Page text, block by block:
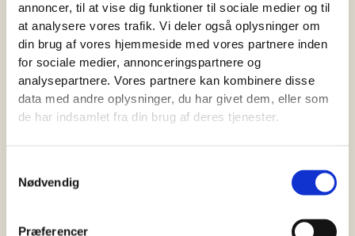
annoncer, til at vise dig funktioner til sociale medier og til
at analysere vores trafik. Vi deler også oplysninger om
din brug af vores hjemmeside med vores partnere inden
for sociale medier, annonceringspartnere og
analysepartnere. Vores partnere kan kombinere disse
data med andre oplysninger, du har givet dem, eller som
de har indsamlet fra din brug af deres tjenester.
Nødvendig
Præferencer
ArkitektPejse
KONTAKT OS
1264 København K
CVR-nr. 39929864